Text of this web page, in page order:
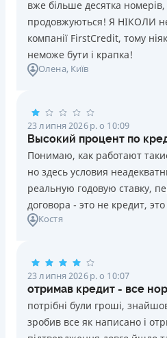
вже більше десятка номерів,
продовжуються! Я НІКОЛИ
компанії FirstCredit, тому
неможе бути і крапка!
Олена, Київ
23 липня 2026 р. о 10:09
Высокий процент по
Понимаю, как работают
но здесь условия
реальную годовую ставку,
договора - это не кредит,
Костя
23 липня 2026 р. о 10:07
отримав кредит - все
потрібні були гроші,
зробив все як написано і